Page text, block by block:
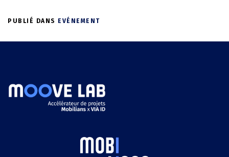
PUBLIÉ DANS EVÉNEMENT